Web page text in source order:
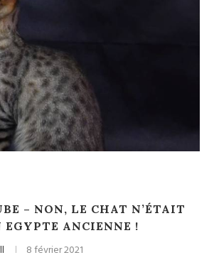
– NON, LE CHAT N’ÉTAIT
EGYPTE ANCIENNE !
8 février 2021